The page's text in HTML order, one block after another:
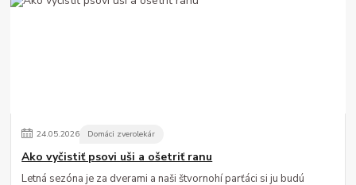
24.05.2026 Domáci zverolekár
Ako vyčistiť psovi uši a ošetriť ranu
Letná sezóna je za dverami a naši štvornohí parťáci si ju budú